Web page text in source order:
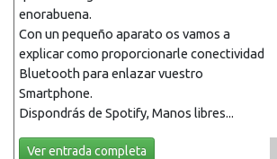
enorabuena.
Con un pequeño aparato os vamos a
explicar como proporcionarle conectividad
Bluetooth para enlazar vuestro
Smartphone.
Dispondrás de Spotify, Manos libres...
Ver entrada completa